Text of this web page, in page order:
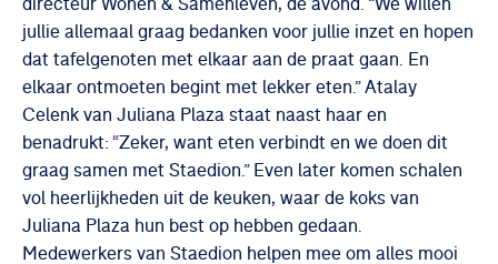
directeur Wonen & Samenleven, de avond. “We willen
jullie allemaal graag bedanken voor jullie inzet en hopen
dat tafelgenoten met elkaar aan de praat gaan. En
elkaar ontmoeten begint met lekker eten.” Atalay
Celenk van Juliana Plaza staat naast haar en
benadrukt: “Zeker, want eten verbindt en we doen dit
graag samen met Staedion.” Even later komen schalen
vol heerlijkheden uit de keuken, waar de koks van
Juliana Plaza hun best op hebben gedaan.
Medewerkers van Staedion helpen mee om alles mooi